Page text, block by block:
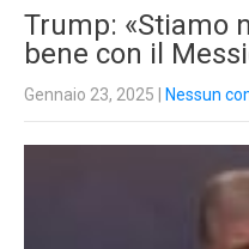
Trump: «Stiamo
bene con il
Gennaio 23, 2025 Nessun